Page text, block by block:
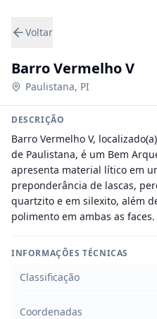
Voltar
Barro Vermelho V
Paulistana, PI
DESCRIÇÃO
Barro Vermelho V,
de Paulistana, é um Bem
apresenta material lítico em
preponderância de lascas,
quartzito e em silexito, além
polimento em ambas as faces.
INFORMAÇÕES TÉCNICAS
Classificação
Coordenadas